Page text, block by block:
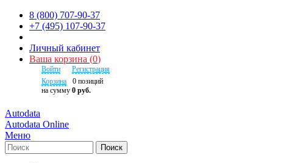
8 (800) 707-90-37
+7 (495) 107-90-37
Личный кабинет
Ваша корзина (0)
Войти
Регистрация
Корзина
0 позиций
на сумму 0 руб.
Autodata
Autodata Online
Меню
Поиск